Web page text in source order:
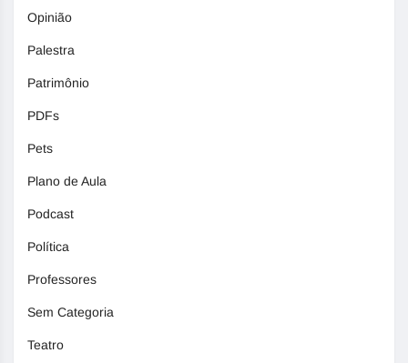
Opinião
Palestra
Patrimônio
PDFs
Pets
Plano de Aula
Podcast
Política
Professores
Sem Categoria
Teatro